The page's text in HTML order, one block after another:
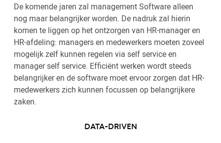
De komende jaren zal management Software alleen
nog maar belangrijker worden. De nadruk zal hierin
komen te liggen op het ontzorgen van HR-manager en
HR-afdeling: managers en medewerkers moeten zoveel
mogelijk zelf kunnen regelen via self service en
manager self service. Efficiënt werken wordt steeds
belangrijker en de software moet ervoor zorgen dat HR-
medewerkers zich kunnen focussen op belangrijkere
zaken.
DATA-DRIVEN